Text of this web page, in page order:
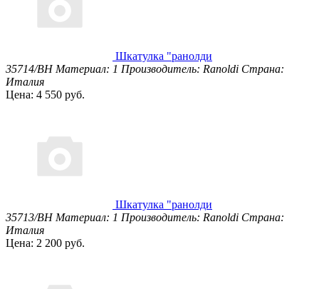
Шкатулка "ранолди
35714/BH Материал: 1 Производитель: Ranoldi Страна:
Италия
Цена: 4 550 руб.
Шкатулка "ранолди
35713/BH Материал: 1 Производитель: Ranoldi Страна:
Италия
Цена: 2 200 руб.